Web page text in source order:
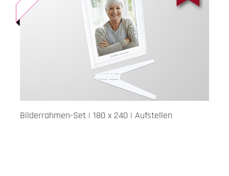
Bilderrahmen-Set | 180 x 240 | Aufstellen